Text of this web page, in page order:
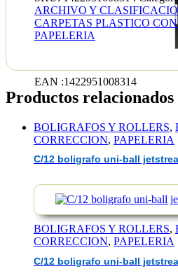
EAN :1422951008314
ARCHIVO Y
CARPETAS PLASTICO
PAPELERIA
Productos relacionados
BOLIGRAFOS Y ROLLERS,
CORRECCION, PAPELERIA
C/12 boligrafo uni-ball
BOLIGRAFOS Y ROLLERS,
CORRECCION, PAPELERIA
C/12 boligrafo uni-ball